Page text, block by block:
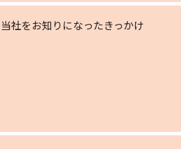
当社をお知りになったきっかけ